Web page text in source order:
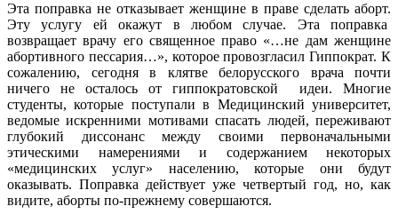
Эта поправка не отказывает женщине в праве сделать аборт.
Эту услугу ей окажут в любом случае. Эта поправка
возвращает врачу его священное право «…не дам женщине
абортивного пессария…», которое провозгласил Гиппократ. К
сожалению, сегодня в клятве белорусского врача почти
ничего не осталось от гиппократовской идеи. Многие
студенты, которые поступали в Медицинский университет,
ведомые искренними мотивами спасать людей, переживают
глубокий диссонанс между своими первоначальными
этическими намерениями и содержанием некоторых
«медицинских услуг» населению, которые они будут
оказывать. Поправка действует уже четвертый год, но, как
видите, аборты по-прежнему совершаются.